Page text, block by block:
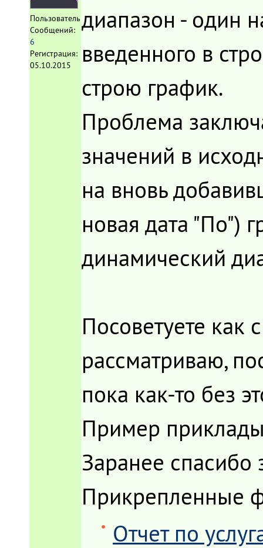
Пользователь
Сообщений:
6
Регистрация:
05.10.2015
диапазон - один
введенного в
строю график.
Проблема
значений в
на вновь
новая дата "По")
динамический
Посоветуете как
рассматриваю,
пока как-то без
Пример
Заранее
Прикрепленные
Отчет по